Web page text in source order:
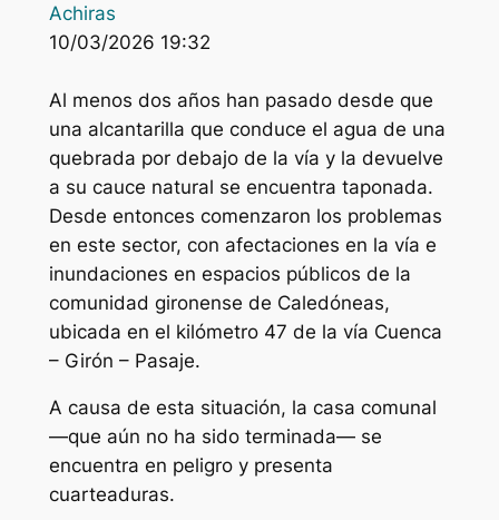
Achiras
10/03/2026 19:32
Al menos dos años han pasado desde que
una alcantarilla que conduce el agua de una
quebrada por debajo de la vía y la devuelve
a su cauce natural se encuentra taponada.
Desde entonces comenzaron los problemas
en este sector, con afectaciones en la vía e
inundaciones en espacios públicos de la
comunidad gironense de Caledóneas,
ubicada en el kilómetro 47 de la vía Cuenca
– Girón – Pasaje.
A causa de esta situación, la casa comunal
—que aún no ha sido terminada— se
encuentra en peligro y presenta
cuarteaduras.